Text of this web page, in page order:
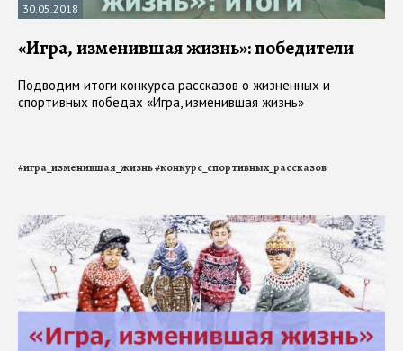
30.05.2018
«Игра, изменившая жизнь»: победители
Подводим итоги конкурса рассказов о жизненных и
спортивных победах «Игра, изменившая жизнь»
#игра_изменившая_жизнь#конкурс_спортивных_рассказов